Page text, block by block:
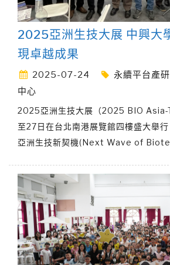
2025亞洲生技大展 中興大
現卓越成果
2025-07-24 永續平台產
中心
2025亞洲生技大展（2025 BIO Asia-
至27日在台北南港展覽館四樓盛大舉
亞洲生技新契機(Next Wave of